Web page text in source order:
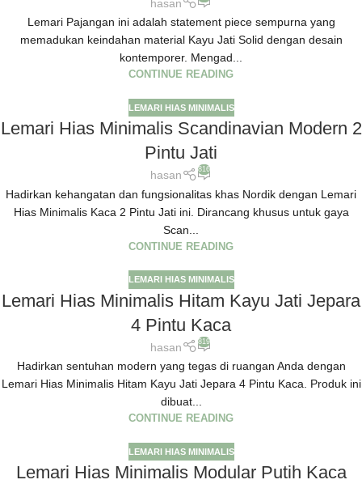
hasan
Lemari Pajangan ini adalah statement piece sempurna yang
memadukan keindahan material Kayu Jati Solid dengan desain
kontemporer. Mengad...
CONTINUE READING
LEMARI HIAS MINIMALIS
Lemari Hias Minimalis Scandinavian Modern 2
Pintu Jati
hasan 816
Hadirkan kehangatan dan fungsionalitas khas Nordik dengan Lemari
Hias Minimalis Kaca 2 Pintu Jati ini. Dirancang khusus untuk gaya
Scan...
CONTINUE READING
LEMARI HIAS MINIMALIS
Lemari Hias Minimalis Hitam Kayu Jati Jepara
4 Pintu Kaca
hasan 819
Hadirkan sentuhan modern yang tegas di ruangan Anda dengan
Lemari Hias Minimalis Hitam Kayu Jati Jepara 4 Pintu Kaca. Produk ini
dibuat...
CONTINUE READING
LEMARI HIAS MINIMALIS
Lemari Hias Minimalis Modular Putih Kaca